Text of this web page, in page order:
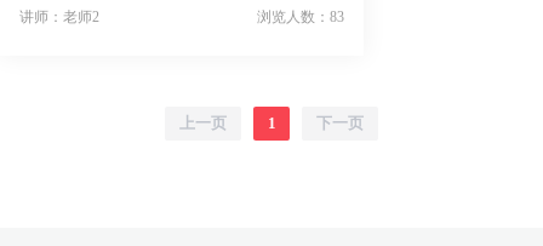
讲师：老师2 浏览人数：83
上一页 1 下一页